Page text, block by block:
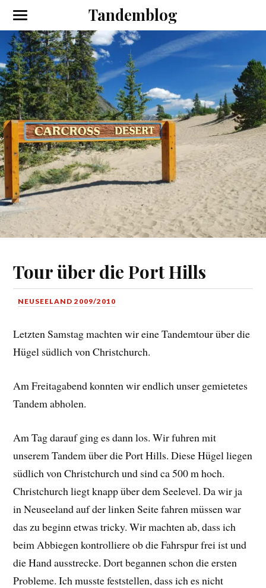
Tandemblog
Tour über die Port Hills
NEUSEELAND 2009/2010
Letzten Samstag machten wir eine Tandemtour über die
Hügel südlich von Christchurch.
Am Freitagabend konnten wir endlich unser gemietetes
Tandem abholen.
Am Tag darauf ging es dann los. Wir fuhren mit
unserem Tandem über die Port Hills. Diese Hügel liegen
südlich von Christchurch und sind ca 500 m hoch.
Christchurch liegt knapp über dem Seelevel. Da wir ja
in Neuseeland auf der linken Seite fahren müssen war
das zu beginn etwas tricky. Wir machten ab, dass ich
beim Abbiegen kontrolliere ob die Fahrspur frei ist und
die Hand ausstrecke. Dort begannen schon die ersten
Probleme. Ich musste feststellen, dass ich es nicht